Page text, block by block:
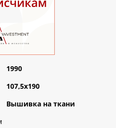
1990
107,5х190
Вышивка на ткани